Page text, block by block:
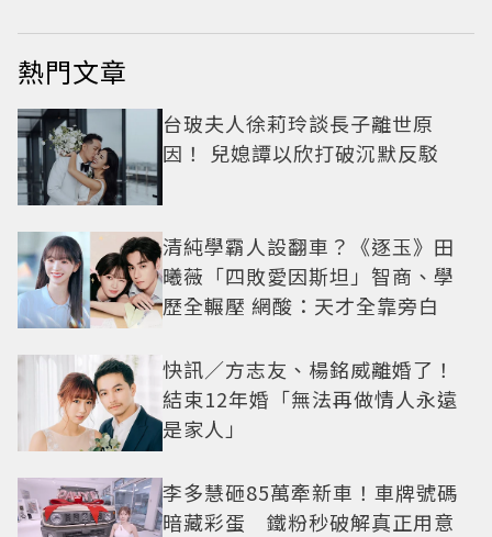
熱門文章
台玻夫人徐莉玲談長子離世原
因！ 兒媳譚以欣打破沉默反駁
清純學霸人設翻車？《逐玉》田
曦薇「四敗愛因斯坦」智商、學
歷全輾壓 網酸：天才全靠旁白
快訊／方志友、楊銘威離婚了！
結束12年婚「無法再做情人永遠
是家人」
李多慧砸85萬牽新車！車牌號碼
暗藏彩蛋 鐵粉秒破解真正用意